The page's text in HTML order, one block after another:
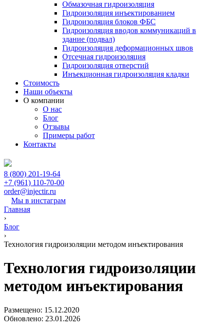
Обмазочная гидроизоляция
Гидроизоляция инъектированием
Гидроизоляция блоков ФБС
Гидроизоляция вводов коммуникаций в
здание (подвал)
Гидроизоляция деформационных швов
Отсечная гидроизоляция
Гидроизоляция отверстий
Инъекционная гидроизоляция кладки
Стоимость
Наши объекты
О компании
О нас
Блог
Отзывы
Примеры работ
Контакты
8 (800) 201-19-64
+7 (961) 110-70-00
order@injectir.ru
Мы в инстаграм
Главная
›
Блог
›
Технология гидроизоляции методом инъектирования
Технология гидроизоляции
методом инъектирования
Размещено: 15.12.2020
Обновлено: 23.01.2026